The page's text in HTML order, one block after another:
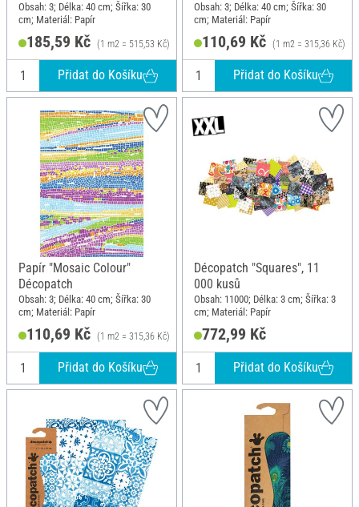
Obsah: 3; Délka: 40 cm; Šířka: 30
cm; Materiál: Papír
185,59 Kč (1 m2 = 515,53 Kč)
Přidat do Košíku
Obsah: 3; Délka: 40 cm; Šířka: 30
cm; Materiál: Papír
110,69 Kč (1 m2 = 315,36 Kč)
Přidat do Košíku
Papír "Mosaic Colour"
Décopatch
Obsah: 3; Délka: 40 cm; Šířka: 30
cm; Materiál: Papír
110,69 Kč (1 m2 = 315,36 Kč)
Přidat do Košíku
Décopatch "Squares", 11
000 kusů
Obsah: 11000; Délka: 3 cm; Šířka: 3
cm; Materiál: Papír
772,99 Kč
Přidat do Košíku